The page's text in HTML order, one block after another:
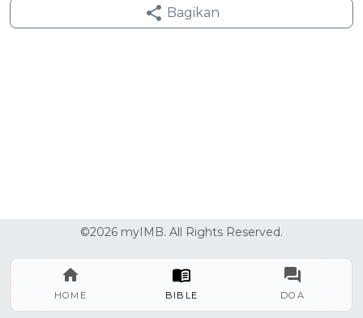
HOME BIBLE DOA
Bagikan
©2026 myIMB. All Rights Reserved.